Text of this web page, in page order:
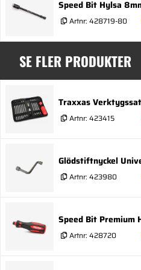
Speed Bit Hylsa
Artnr: 428719-80
SE FLER PRODUKTER
Traxxas
Artnr: 423415
Glödstiftnyckel
Artnr: 423980
Speed Bit Premium
Artnr: 428720